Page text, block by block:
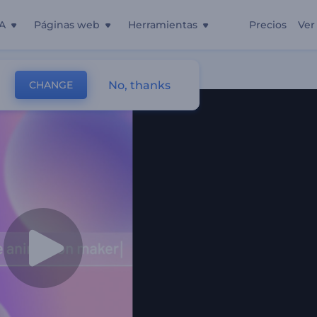
Páginas web Herramientas Precios Ver
CHANGE No, thanks